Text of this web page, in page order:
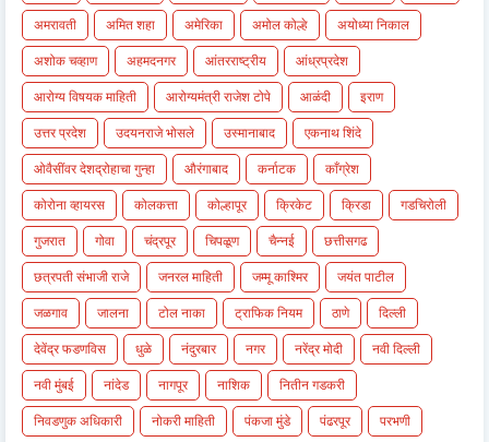
अमरावती
अमित शहा अमेरिका अमोल कोल्हे
अयोध्या निकाल
अशोक चव्हाण
अहमदनगर आंतरराष्ट्रीय
आंध्रप्रदेश
आरोग्य विषयक माहिती
आरोग्यमंत्री राजेश टोपे आळंदी
इराण
उत्तर प्रदेश
उदयनराजे भोसले उस्मानाबाद
एकनाथ शिंदे
ओवैसींवर देशद्रोहाचा गुन्हा
औरंगाबाद कर्नाटक
काँग्रेश
कोरोना व्हायरस
कोलकत्ता कोल्हापूर क्रिकेट क्रिडा
गडचिरोली
गुजरात
गोवा चंद्रपूर चिपळूण चैन्नई
छत्तीसगढ
छत्रपती संभाजी राजे
जनरल माहिती जम्मू काश्मिर
जयंत पाटील
जळगाव
जालना टोल नाका ट्राफिक नियम ठाणे
दिल्ली
देवेंद्र फडणविस
धुळे नंदुरबार नगर नरेंद्र मोदी
नवी दिल्ली
नवी मुंबई
नांदेड नागपूर नाशिक
नितीन गडकरी
निवडणुक अधिकारी
नोकरी माहिती पंकजा मुंडे पंढरपूर परभणी